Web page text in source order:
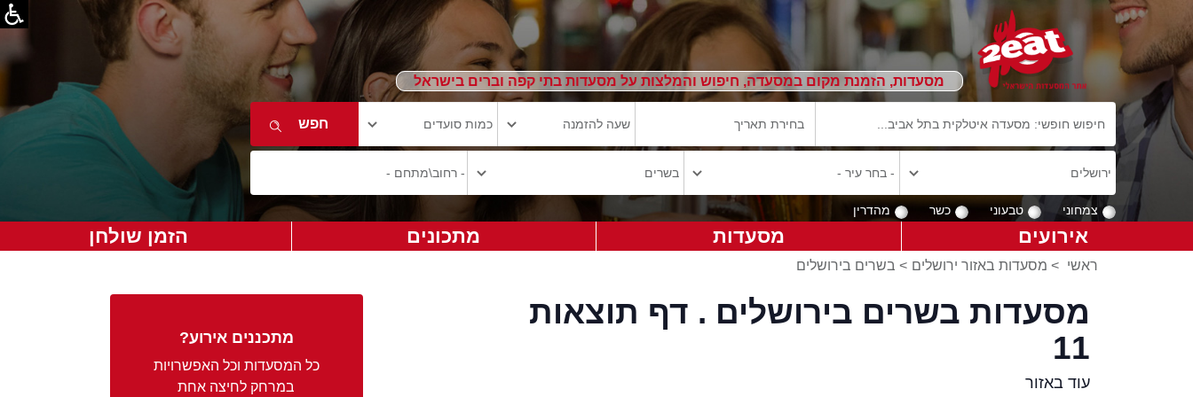
מסעדות, הזמנת מקום במסעדה, חיפוש והמלצות על מסעדות בתי קפה וברים בישראל
צמחוני טבעוני כשר מהדרין
אירועים מסעדות מתכונים הזמן שולחן
ראשי > מסעדות באזור ירושלים > בשרים בירושלים
מתכננים אירוע?
כל המסעדות וכל האפשרויות
במרחק לחיצה אחת
מסעדות בשרים בירושלים . דף תוצאות
11
עוד באזור